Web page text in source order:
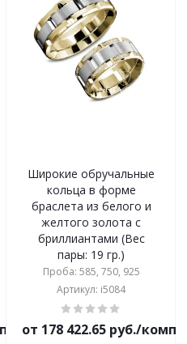
Широкие обручальные
кольца в форме
браслета из белого и
желтого золота с
бриллиантами (Вес
пары: 19 гр.)
Проба: 585, 750, 925
Артикул: i5084
от 178 422.65 руб./